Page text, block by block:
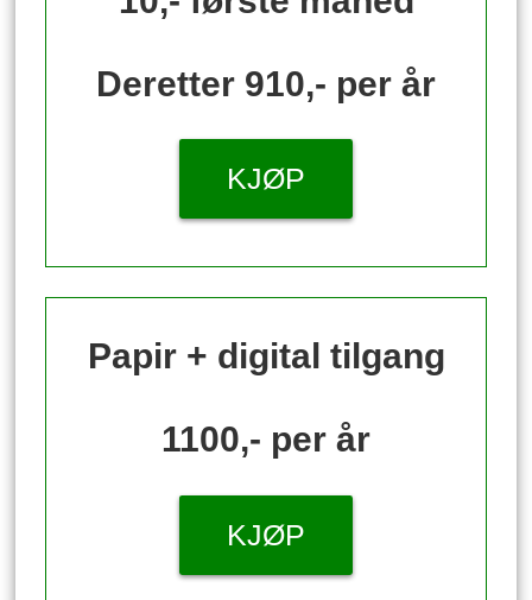
Deretter 910,- per år
KJØP
Papir + digital tilgang
1100,- per år
KJØP